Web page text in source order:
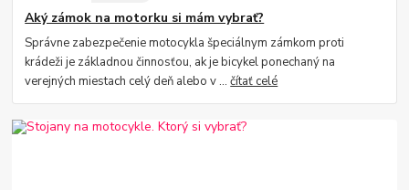
Aký zámok na motorku si mám vybrať?
Správne zabezpečenie motocykla špeciálnym zámkom proti
krádeži je základnou činnosťou, ak je bicykel ponechaný na
verejných miestach celý deň alebo v ...čítať celé